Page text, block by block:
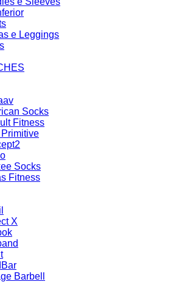
e Leggings
Socks
Fitness
Primitive
Socks
Fitness
X
Barbell